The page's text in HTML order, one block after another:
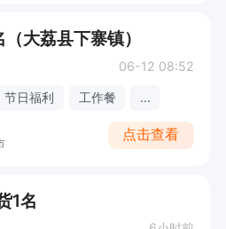
大荔县下寨镇）
06-12 08:52
节日福利 工作餐 ...
点击查看
1名